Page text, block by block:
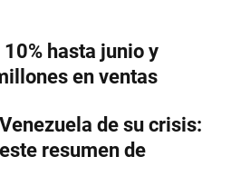
hasta junio y
en ventas
de su crisis:
resumen de